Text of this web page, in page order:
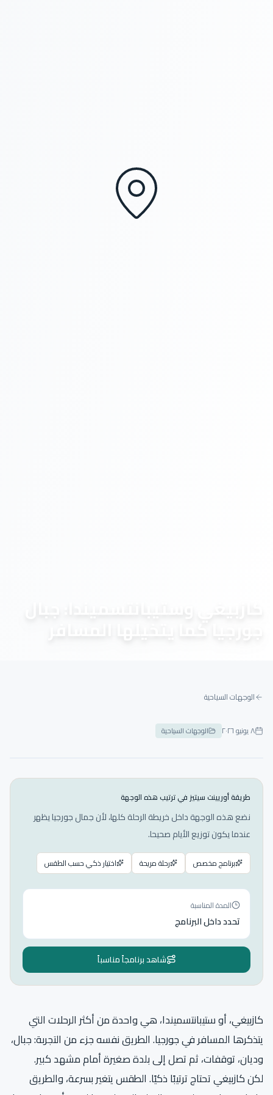
الوجهات السياحية
٨ يونيو ٢٠٢٦ الوجهات السياحية
طريقة أوريينت سيتيز في ترتيب هذه الوجهة
نضع هذه الوجهة داخل خريطة الرحلة كلها، لأن جمال جورجيا يظهر
عندما يكون توزيع الأيام صحيحا.
برنامج مخصص رحلة مريحة اختيار ذكي حسب الطقس
المدة المناسبة
تحدد داخل البرنامج
شاهد برنامجاً مناسباً
كازبيغي، أو ستيبانتسميندا، هي واحدة من أكثر الرحلات التي
يتذكرها المسافر في جورجيا. الطريق نفسه جزء من التجربة: جبال،
وديان، توقفات، ثم تصل إلى بلدة صغيرة أمام مشهد كبير.
لكن كازبيغي تحتاج ترتيبًا ذكيًا. الطقس يتغير بسرعة، والطريق